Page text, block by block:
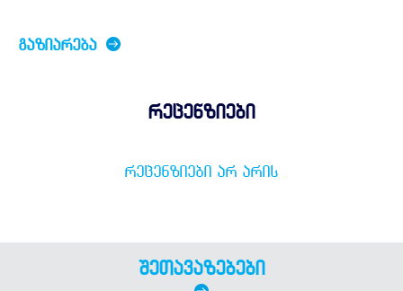
ᲒᲐᲖᲘᲐᲠᲔᲑᲐ
რეცენზიები
ᲠᲔᲪᲔᲜᲖᲘᲔᲑᲘ ᲐᲠ ᲐᲠᲘᲡ
შეთავაზებები